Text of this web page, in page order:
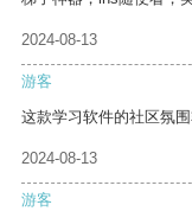
2024-08-13
游客
这款学习软件的社区氛
2024-08-13
游客